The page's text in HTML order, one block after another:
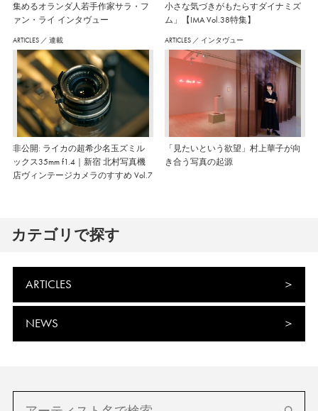
集めるオランダ人若手作家サラ・フ
ァン・ライ インタヴュー
小さな気づきがもたらすダイナミズ
ム」【IMA Vol.38特集】
ARTICLES ／ 連載
非公開: ライカの超希少名玉ズミル
ックス35mm f1.4｜新宿 北村写真機
店ヴィンテージカメラのすすめ Vol.7
ARTICLES ／ インタヴュー
「見たいという欲望」村上華子が向
き合う写真の起源
カテゴリで探す
ARTICLES
NEWS